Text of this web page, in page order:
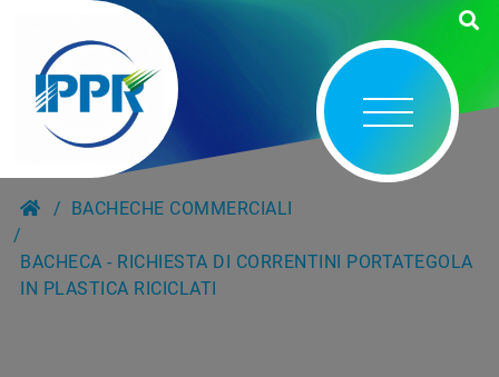
BACHECHE COMMERCIALI
BACHECA - RICHIESTA DI CORRENTINI PORTATEGOLA
IN PLASTICA RICICLATI